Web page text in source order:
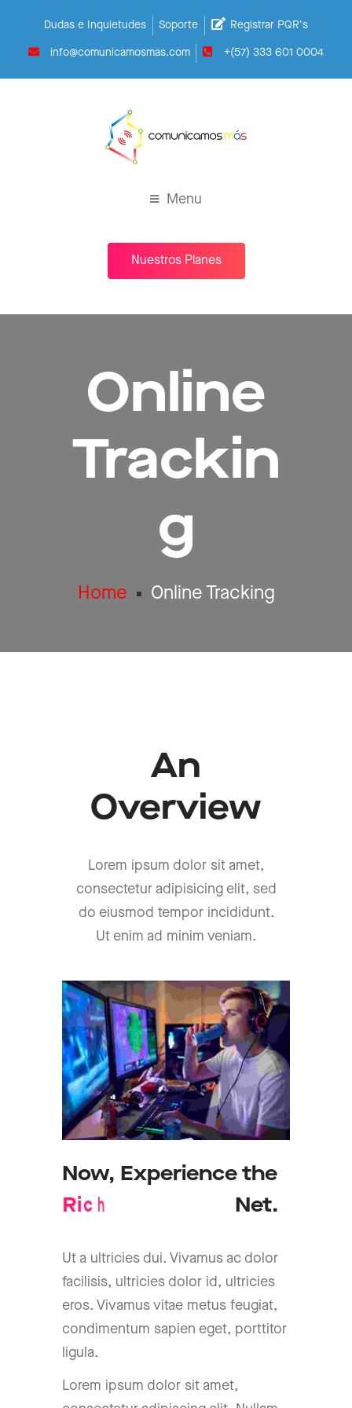
Dudas e Inquietudes Soporte Registrar PQR's
info@comunicamosmas.com +(57) 333 601 0004
Menu
Nuestros Planes
Online
Trackin
g
Home Online Tracking
An
Overview
Lorem ipsum dolor sit amet,
consectetur adipisicing elit, sed
do eiusmod tempor incididunt.
Ut enim ad minim veniam.
Now, Experiencethe
Rich Net.
Ut a ultricies dui. Vivamus ac dolor
facilisis, ultricies dolor id, ultricies
eros. Vivamus vitae metus feugiat,
condimentum sapien eget, porttitor
ligula.
Lorem ipsum dolor sit amet,